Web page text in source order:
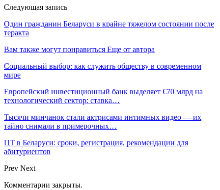
Следующая запись
Один гражданин Беларуси в крайне тяжелом состоянии после
теракта
Вам также могут понравиться Еще от автора
Социальный выбор: как служить обществу в современном
мире
Европейский инвестиционный банк выделяет €70 млрд на
технологический сектор: ставка…
Тысячи минчанок стали актрисами интимных видео — их
тайно снимали в примерочных…
ЦТ в Беларуси: сроки, регистрация, рекомендации для
абитуриентов
Prev Next
Комментарии закрыты.